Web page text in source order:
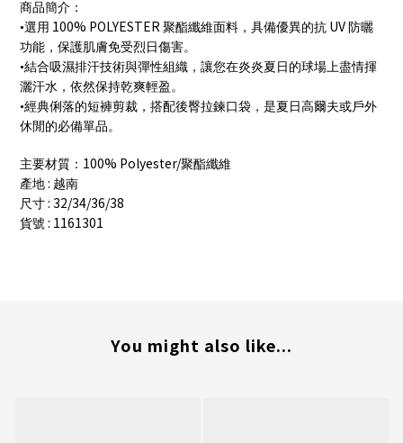
商品簡介：
•選用 100% POLYESTER 聚酯纖維面料，具備優異的抗 UV 防曬
功能，保護肌膚免受烈日傷害。
•結合吸濕排汗技術與彈性組織，讓您在炎炎夏日的球場上盡情揮
灑汗水，依然保持乾爽輕盈。
•經典俐落的短褲剪裁，搭配後臀拉鍊口袋，是夏日高爾夫或戶外
休閒的必備單品。
主要材質： 100% Polyester/聚酯纖維
產地 : 越南
尺寸 : 32/34/36/38
貨號 : 1161301
You might also like...